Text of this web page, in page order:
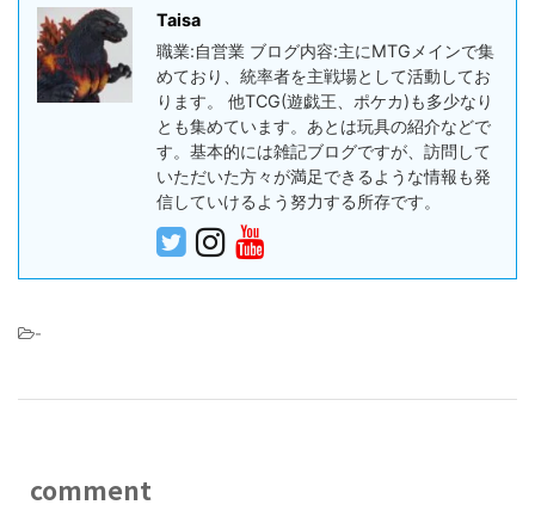
Taisa
職業:自営業 ブログ内容:主にMTGメインで集
めており、統率者を主戦場として活動してお
ります。 他TCG(遊戯王、ポケカ)も多少なり
とも集めています。あとは玩具の紹介などで
す。基本的には雑記ブログですが、訪問して
いただいた方々が満足できるような情報も発
信していけるよう努力する所存です。
-
comment